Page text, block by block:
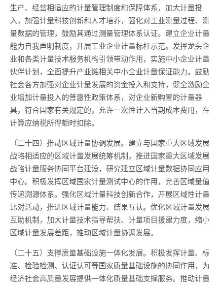
生产、经营相适应的计量管理制度和保障体系，加大计量投
入，加强计量科技创新和人才培养，强化对工业测量过程、测
量数据的管理，鼓励其通过测量管理体系认证。建立企业计量
能力自我声明制度，开展工业企业计量标杆示范。发挥龙头企
业和各类计量技术服务机构引领带动作用，实施中小企业计量
伙伴计划，全面提升产业链相关中小企业计量保证能力。鼓励
社会各方加强对企业计量发展的资金投入和支持，健全激励企
业增加计量投入的普惠性政策体系，对企业新购置的计量器
具，符合国家有关规定的，允许一次性计入当期成本费用，在
计算应纳税所得额时扣除。
（二十四）推动区域计量协调发展。建立与国家重大区域发展
战略相适应的区域计量发展统筹机制，推进国家重大区域发展
战略计量服务协同平台建设，研究建立区域计量数据协同应用
中心。积极发挥区域国家计量测试中心的作用，完善区域量值
传递溯源体系。强化区域计量科技创新合作，开展区域性计量
比对活动，推进区域计量能力、结果互认。优化区域计量发展
互助机制，加大计量技术指导帮扶、计量项目援建力度，缩小
区域计量发展差距，推动区域计量协调发展。
（二十五）支撑质量基础设施一体化发展。积极发挥计量、标
准、检验检测、认证认可等国家质量基础设施的协同作用，为
经济社会高质量发展提供一体化质量基础支撑服务。推动计量